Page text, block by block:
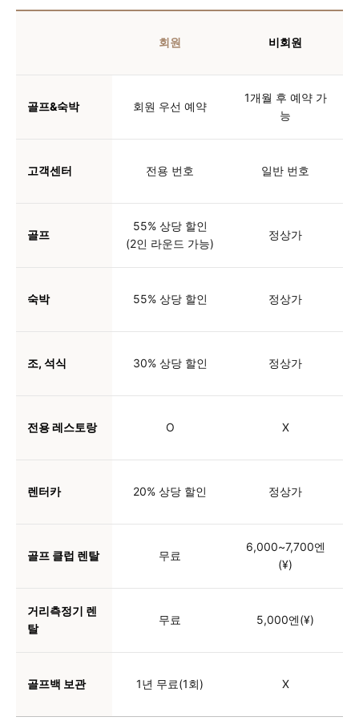
회원 비회원
골프&숙박 회원 우선 예약
1개월 후 예약 가
능
고객센터 전용 번호 일반 번호
골프
55% 상당 할인
(2인 라운드 가능)
정상가
숙박 55% 상당 할인 정상가
조, 석식 30% 상당 할인 정상가
전용 레스토랑 O X
렌터카 20% 상당 할인 정상가
골프 클럽 렌탈 무료
6,000~7,700엔
(¥)
거리측정기 렌
탈
무료 5,000엔(¥)
골프백 보관 1년 무료(1회) X